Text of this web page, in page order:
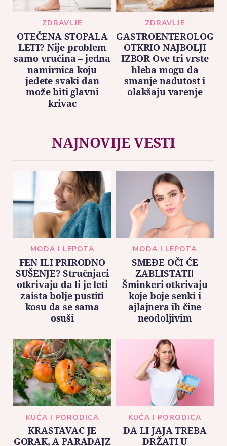
ZDRAVLJE
OTEČENA STOPALA
LETI? Nije problem
samo vrućina – jedna
namirnica koju
jedete svaki dan
može biti glavni
krivac
ZDRAVLJE
GASTROENTEROLOG
OTKRIO NAJBOLJI
IZBOR Ove tri vrste
hleba mogu da
smanje nadutost i
olakšaju varenje
NAJNOVIJE VESTI
MODA I LEPOTA
FEN ILI PRIRODNO
SUŠENJE? Stručnjaci
otkrivaju da li je leti
zaista bolje pustiti
kosu da se sama
osuši
MODA I LEPOTA
SMEĐE OČI ĆE
ZABLISTATI!
Šminkeri otkrivaju
koje boje senki i
ajlajnera ih čine
neodoljivim
KUĆA I PORODICA
KRASTAVAC JE
GORAK, A PARADAJZ
KUĆA I PORODICA
DA LI JAJA TREBA
DRŽATI U